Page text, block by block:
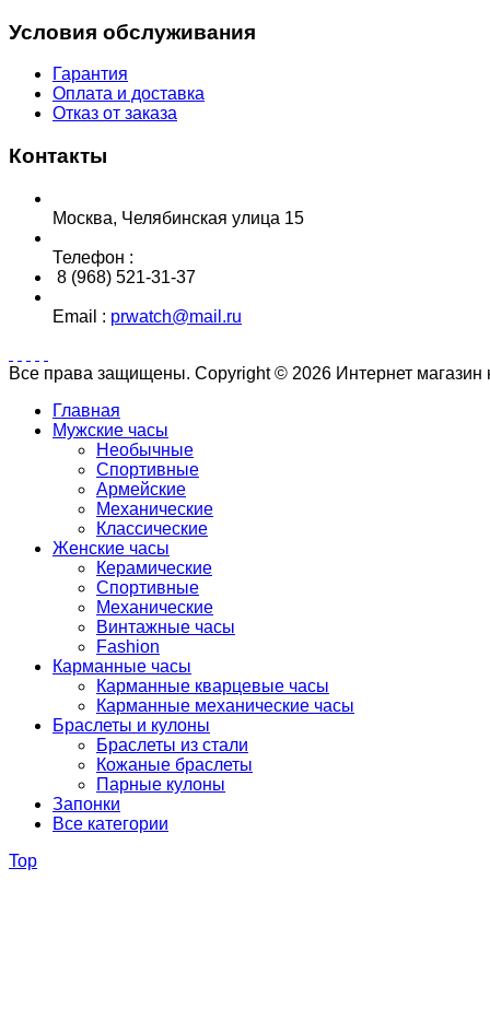
Условия обслуживания
Гарантия
Оплата и доставка
Отказ от заказа
Контакты
Москва, Челябинская улица 15
Телефон :
8 (968) 521-31-37
Email : prwatch@mail.ru
Все права защищены. Copyright © 2026 Интернет магазин
Главная
Мужские часы
Необычные
Спортивные
Армейские
Механические
Классические
Женские часы
Керамические
Спортивные
Механические
Винтажные часы
Fashion
Карманные часы
Карманные кварцевые часы
Карманные механические часы
Браслеты и кулоны
Браслеты из стали
Кожаные браслеты
Парные кулоны
Запонки
Все категории
Top